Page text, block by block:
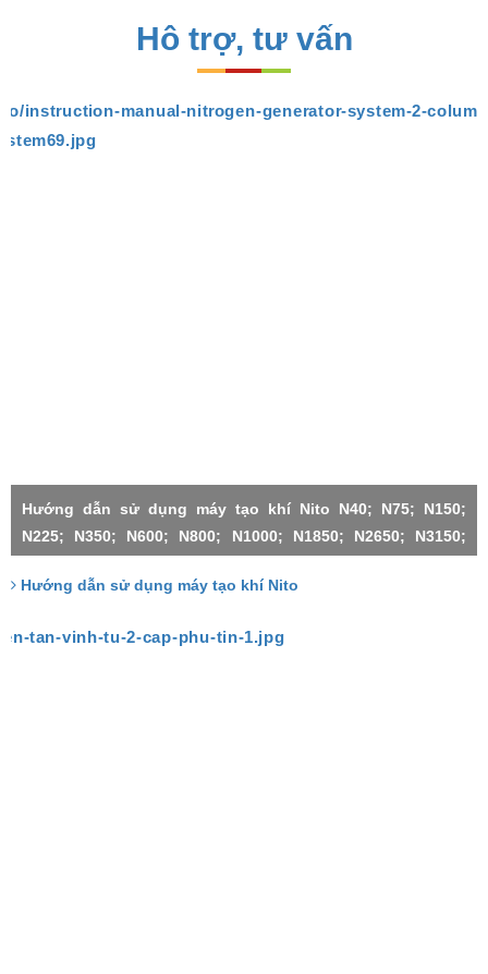
Hô trợ, tư vấn
Hướng dẫn sử dụng máy tạo khí Nito N40; N75; N150;
N225; N350; N600; N800; N1000; N1850; N2650; N3150;
N4500X4; N4500X5; N4500X6;
Hướng dẫn sử dụng máy tạo khí Nito